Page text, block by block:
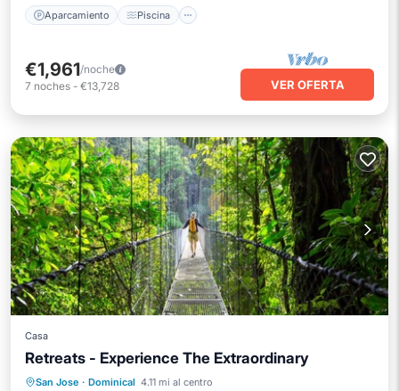
Aparcamiento Piscina
€1,961/noche
7 noches - €13,728 VER OFERTA
Casa
Retreats - Experience The Extraordinary
San Jose · Dominical 4.11 mi al centro
Piscina privada
Aparcamiento
Piscina
Balcón/Terraza